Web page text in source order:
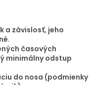
a závislosť, jeho
časových
minimálny odstup
do nosa (podmienky